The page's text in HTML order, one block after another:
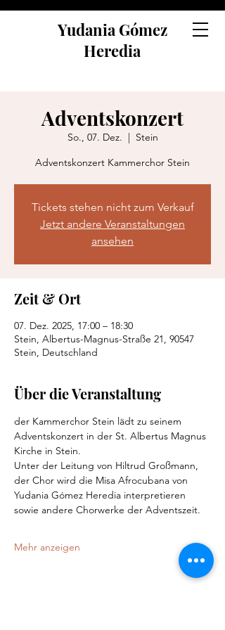
Yudania Gómez
Heredia
Adventskonzert
So., 07. Dez.
  |
Stein
Adventskonzert Kammerchor Stein
Tickets stehen nicht zum Verkauf
Jetzt andere Veranstaltungen
ansehen
Zeit & Ort
07. Dez. 2025, 17:00 – 18:30
Stein, Albertus-Magnus-Straße 21, 90547
Stein, Deutschland
Über die Veranstaltung
der Kammerchor Stein lädt zu seinem
Adventskonzert in der St. Albertus Magnus
Kirche in Stein.
Unter der Leitung von Hiltrud Großmann,
der Chor wird die Misa Afrocubana von
Yudania Gómez Heredia interpretieren
sowie andere Chorwerke der Adventszeit.
Mehr anzeigen